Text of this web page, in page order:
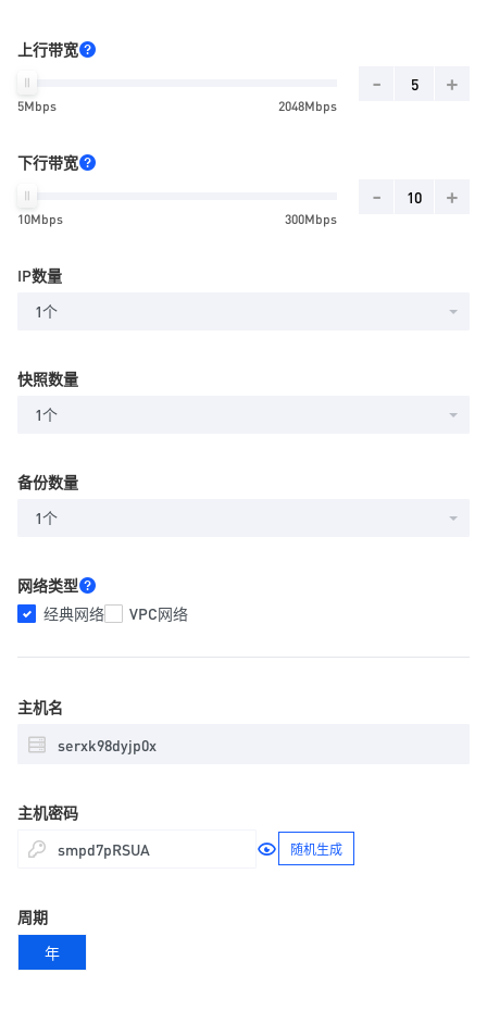
上行带宽
5Mbps 2048Mbps
- +
下行带宽
10Mbps 300Mbps
- +
IP数量
1个
快照数量
1个
备份数量
1个
网络类型
经典网络
VPC网络
主机名
主机密码
随机生成
周期
年